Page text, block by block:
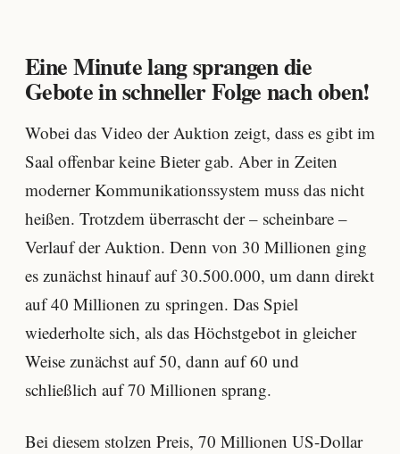
Eine Minute lang sprangen die
Gebote in schneller Folge nach oben!
Wobei das Video der Auktion zeigt, dass es gibt im
Saal offenbar keine Bieter gab. Aber in Zeiten
moderner Kommunikationssystem muss das nicht
heißen. Trotzdem überrascht der – scheinbare –
Verlauf der Auktion. Denn von 30 Millionen ging
es zunächst hinauf auf 30.500.000, um dann direkt
auf 40 Millionen zu springen. Das Spiel
wiederholte sich, als das Höchstgebot in gleicher
Weise zunächst auf 50, dann auf 60 und
schließlich auf 70 Millionen sprang.
Bei diesem stolzen Preis, 70 Millionen US-Dollar